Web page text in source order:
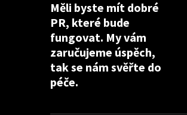
Měli byste mít dobré
PR, které bude
fungovat. My vám
zaručujeme úspěch,
tak se nám svěřte do
péče.